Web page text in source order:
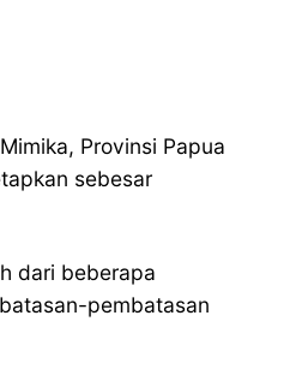
Provinsi Papua
sebesar
dari beberapa
pembatasan